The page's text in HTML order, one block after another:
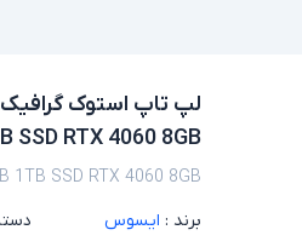
SSD RTX 4060 8GB
1TB SSD RTX 4060 8GB
برند : ایسوس